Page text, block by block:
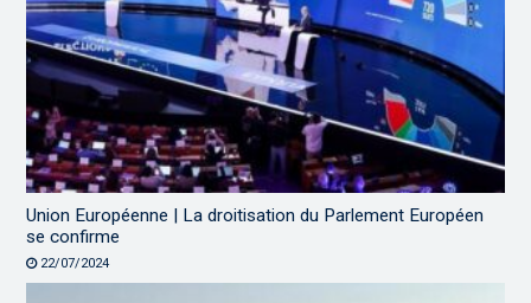
Union Européenne | La droitisation du Parlement Européen
se confirme
22/07/2024